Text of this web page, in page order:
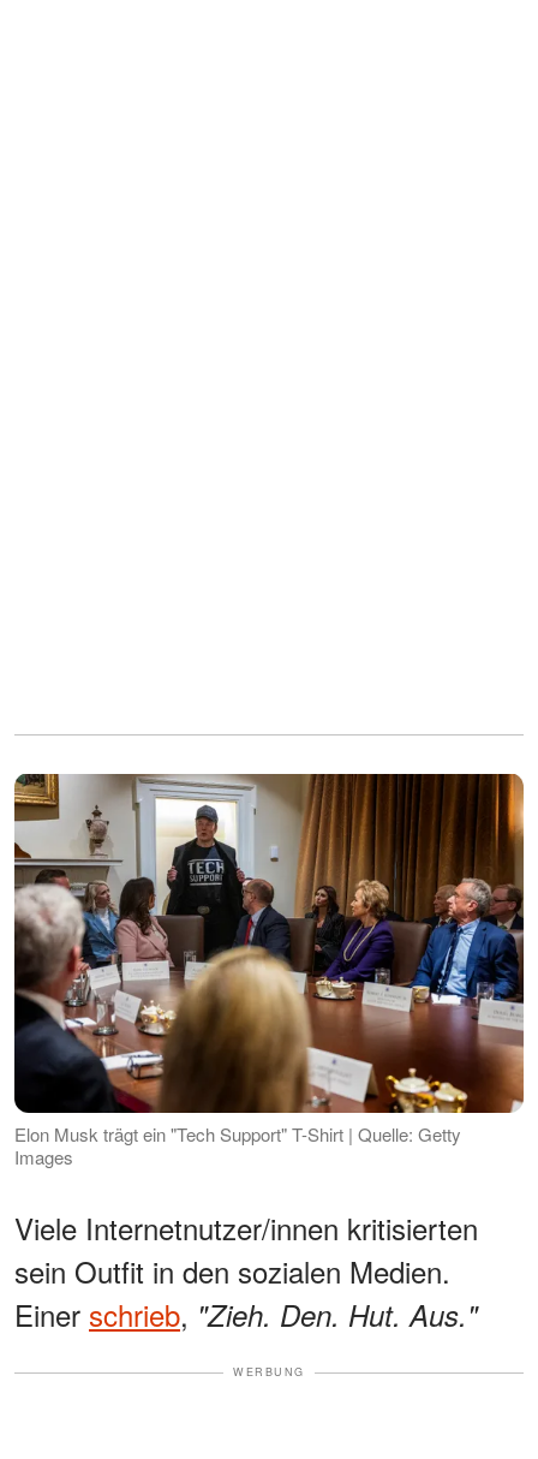
Elon Musk trägt ein "Tech Support" T-Shirt | Quelle: Getty
Images
Viele Internetnutzer/innen kritisierten
sein Outfit in den sozialen Medien.
Einer schrieb, "Zieh. Den. Hut. Aus."
WERBUNG